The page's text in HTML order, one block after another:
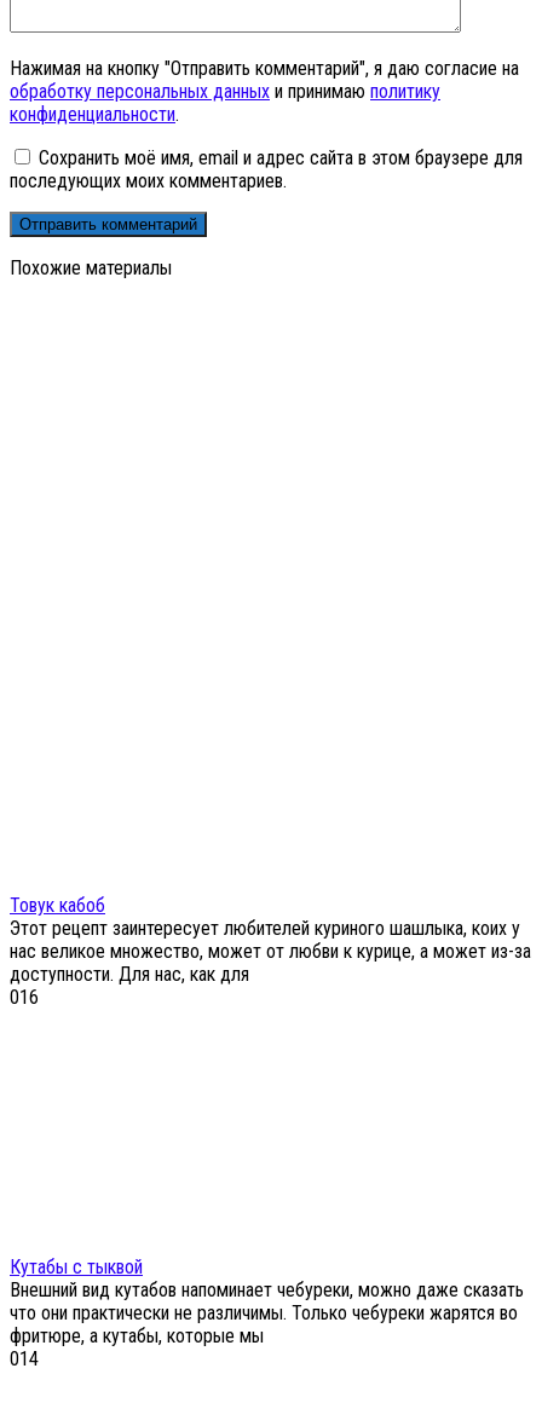
Нажимая на кнопку "Отправить комментарий", я даю согласие на
обработку персональных данных и принимаю политику
конфиденциальности.
Сохранить моё имя, email и адрес сайта в этом браузере для
последующих моих комментариев.
Похожие материалы
Товук кабоб
Этот рецепт заинтересует любителей куриного шашлыка, коих у
нас великое множество, может от любви к курице, а может из-за
доступности. Для нас, как для
016
Кутабы с тыквой
Внешний вид кутабов напоминает чебуреки, можно даже сказать
что они практически не различимы. Только чебуреки жарятся во
фритюре, а кутабы, которые мы
014